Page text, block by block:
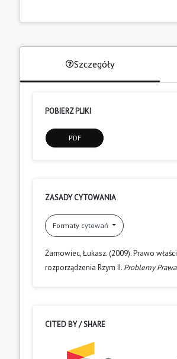
Szczegóły
POBIERZ PLIKI
PDF
ZASADY CYTOWANIA
Formaty cytowań
Żarnowiec, Łukasz. (2009). Prawo
rozporządzenia Rzym II. Problemy
CITED BY / SHARE